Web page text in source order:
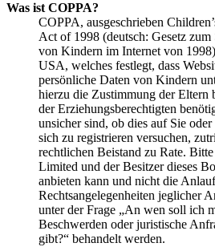
Was ist COPPA?
COPPA, ausgeschrieben
Act of 1998 (deutsch: Gesetz zum
von Kindern im Internet von
USA, welches festlegt, dass
persönliche Daten von Kindern
hierzu die Zustimmung der Eltern
der Erziehungsberechtigten
unsicher sind, ob dies auf Sie
sich zu registrieren versuchen,
rechtlichen Beistand zu Rate.
Limited und der Besitzer dieses
anbieten kann und nicht die
Rechtsangelegenheiten jeglicher
unter der Frage „An wen soll ich
Beschwerden oder juristische
gibt?“ behandelt werden.